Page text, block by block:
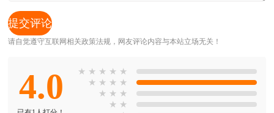
请自觉遵守互联网相关政策法规，网友评论内容与本站立场无关！
4.0 ★ ★ ★ ★ ★
★ ★ ★ ★
★ ★ ★
★ ★